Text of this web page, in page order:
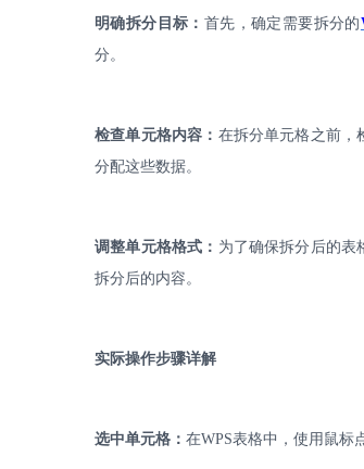
明确拆分目标： 首先，确定需要拆分的
分。
检查单元格内容： 在拆分单元格之前，
分配这些数据。
调整单元格格式： 为了确保拆分后的表
拆分后的内容。
实际操作步骤详解
选中单元格： 在WPS表格中，使用鼠标